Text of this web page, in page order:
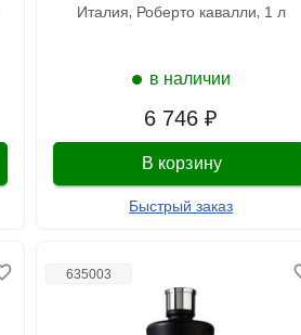
6 746 ₽
италия роберто кавалли 1 л
В корзину
Быстрый заказ
в наличии
635003